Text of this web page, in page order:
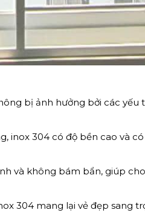
bị ảnh hưởng bởi các yếu
inox 304 có độ bền cao và
và không bám bẩn, giúp
304 mang lại vẻ đẹp sang